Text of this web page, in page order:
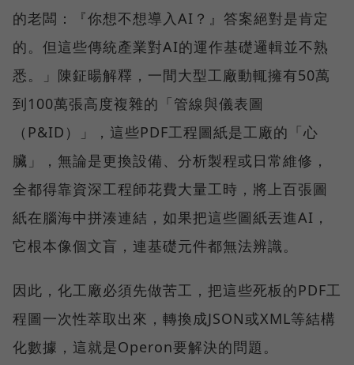
的老闆：『你想不想導入AI？』答案絕對是肯定
的。但這些傳統產業對AI的運作基礎邏輯並不熟
悉。」陳鉦暘解釋，一間大型工廠動輒擁有50萬
到100萬張高度複雜的「管線與儀表圖
（P&ID）」，這些PDF工程圖紙是工廠的「心
臟」，無論是更換設備、分析製程或日常維修，
全都得靠資深工程師花費大量工時，將上百張圖
紙在腦海中拼湊連結，如果把這些圖紙丟進AI，
它根本像個文盲，連基礎元件都無法辨識。
因此，化工廠必須先做苦工，把這些死板的PDF工
程圖一次性萃取出來，轉換成JSON或XML等結構
化數據，這就是Operon要解決的問題。